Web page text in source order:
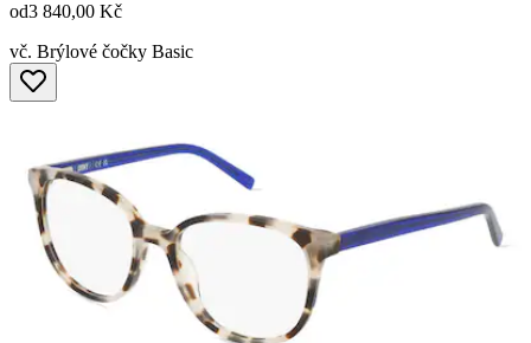
od3 840,00 Kč
vč. Brýlové čočky Basic